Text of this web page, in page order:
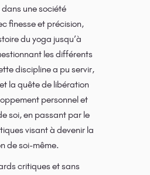
une société
finesse et précision,
du yoga jusqu’à
les différents
discipline a pu servir,
la quête de libération
personnel et
soi, en passant par le
visant à devenir la
de soi-même.
critiques et sans